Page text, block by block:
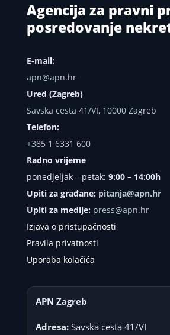
Agencija za pravni
posredovanje
E-mail:
apn@apn.hr
Ured (Zagreb)
Savska cesta 41/VI, 10000 Zagreb
Telefon:
+385 1 6331 600
Radno vrijeme
ponedjeljak – petak: 9:00 – 14:00h
Upiti za građane: pitanja@apn.hr
Upiti za medije: press@apn.hr
Izjava o pristupačnosti
Pravila privatnosti
Uporaba kolačića
APN Zagreb
Adresa:Savska cesta 41/VI